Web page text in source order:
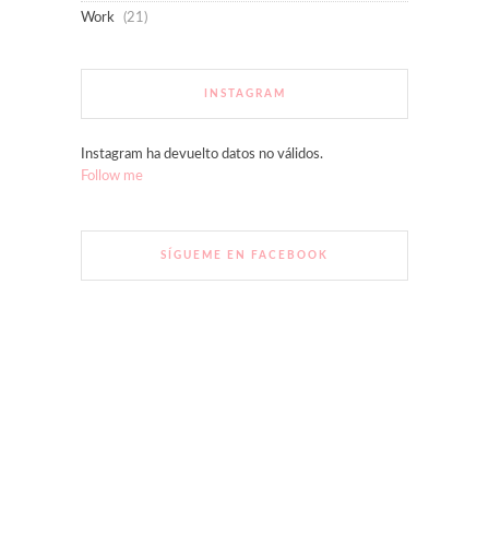
Work (21)
INSTAGRAM
Instagram ha devuelto datos no válidos.
Follow me
SÍGUEME EN FACEBOOK